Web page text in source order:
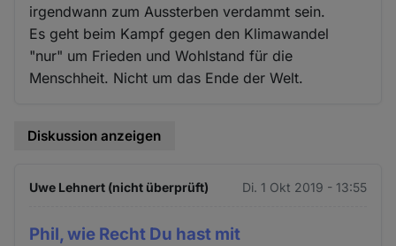
irgendwann zum Aussterben verdammt sein.
Es geht beim Kampf gegen den Klimawandel
"nur" um Frieden und Wohlstand für die
Menschheit. Nicht um das Ende der Welt.
Diskussion anzeigen
Uwe Lehnert (nicht überprüft) Di. 1 Okt 2019 - 13:55
Phil, wie Recht Du hast mit